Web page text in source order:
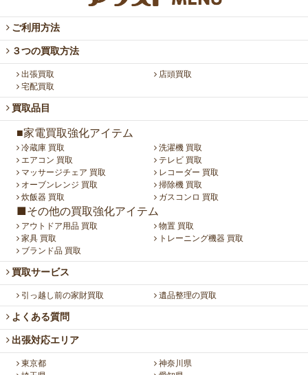
ご利用方法
３つの買取方法
出張買取
店頭買取
宅配買取
買取品目
■家電買取強化アイテム
冷蔵庫 買取
洗濯機 買取
エアコン 買取
テレビ 買取
マッサージチェア 買取
レコーダー 買取
オーブンレンジ 買取
掃除機 買取
炊飯器 買取
ガスコンロ 買取
■その他の買取強化アイテム
アウトドア用品 買取
物置 買取
家具 買取
トレーニング機器 買取
ブランド品 買取
買取サービス
引っ越し前の家財買取 遺品整理の買取
よくある質問
出張対応エリア
東京都
神奈川県